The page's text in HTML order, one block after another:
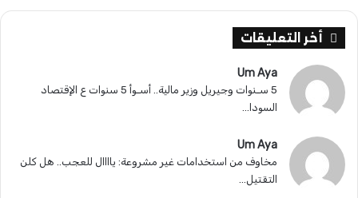
أخر التعليقات
Um Aya
5 سـنوات وجيريل وزير مالية.. أسـوأ 5 سنوات ع الإقتصاد
السودا...
Um Aya
مخاوف من استخدامات غير مشروعة: ياااال للعجب.. هل كلن
التقتيل...